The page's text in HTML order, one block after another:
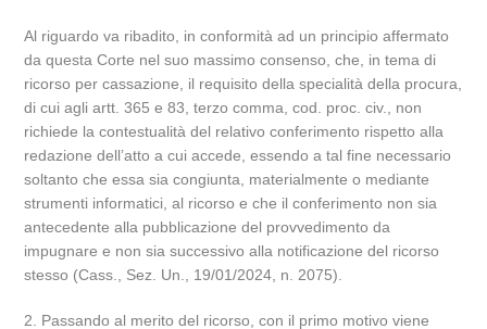
Al riguardo va ribadito, in conformità ad un principio affermato
da questa Corte nel suo massimo consenso, che, in tema di
ricorso per cassazione, il requisito della specialità della procura,
di cui agli artt. 365 e 83, terzo comma, cod. proc. civ., non
richiede la contestualità del relativo conferimento rispetto alla
redazione dell’atto a cui accede, essendo a tal fine necessario
soltanto che essa sia congiunta, materialmente o mediante
strumenti informatici, al ricorso e che il conferimento non sia
antecedente alla pubblicazione del provvedimento da
impugnare e non sia successivo alla notificazione del ricorso
stesso (Cass., Sez. Un., 19/01/2024, n. 2075).
2. Passando al merito del ricorso, con il primo motivo viene